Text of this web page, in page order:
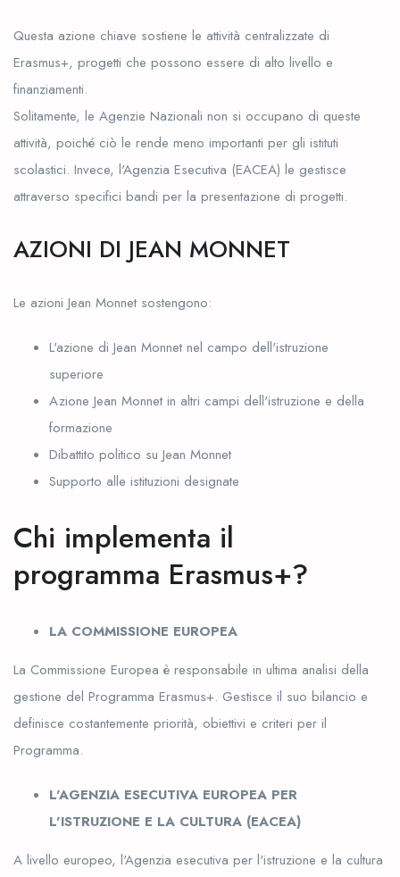
Questa azione chiave sostiene le attività centralizzate di
Erasmus+, progetti che possono essere di alto livello e
finanziamenti.
Solitamente, le Agenzie Nazionali non si occupano di queste
attività, poiché ciò le rende meno importanti per gli istituti
scolastici. Invece, l'Agenzia Esecutiva (EACEA) le gestisce
attraverso specifici bandi per la presentazione di progetti.
AZIONI DI JEAN MONNET
Le azioni Jean Monnet sostengono:
L'azione di Jean Monnet nel campo dell'istruzione
superiore
Azione Jean Monnet in altri campi dell'istruzione e della
formazione
Dibattito politico su Jean Monnet
Supporto alle istituzioni designate
Chi implementa il
programma Erasmus+?
LA COMMISSIONE EUROPEA
La Commissione Europea è responsabile in ultima analisi della
gestione del Programma Erasmus+. Gestisce il suo bilancio e
definisce costantemente priorità, obiettivi e criteri per il
Programma.
L'AGENZIA ESECUTIVA EUROPEA PER
L'ISTRUZIONE E LA CULTURA (EACEA)
A livello europeo, l'Agenzia esecutiva per l'istruzione e la cultura